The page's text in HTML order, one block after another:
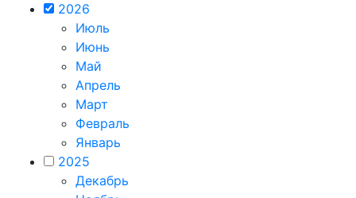
2026
Июль
Июнь
Май
Апрель
Март
Февраль
Январь
2025
Декабрь